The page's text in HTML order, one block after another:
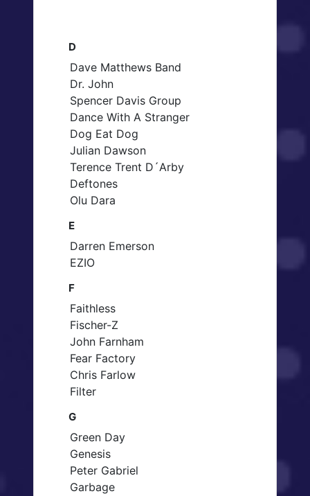
D
Dave Matthews Band
Dr. John
Spencer Davis Group
Dance With A Stranger
Dog Eat Dog
Julian Dawson
Terence Trent D´Arby
Deftones
Olu Dara
E
Darren Emerson
EZIO
F
Faithless
Fischer-Z
John Farnham
Fear Factory
Chris Farlow
Filter
G
Green Day
Genesis
Peter Gabriel
Garbage